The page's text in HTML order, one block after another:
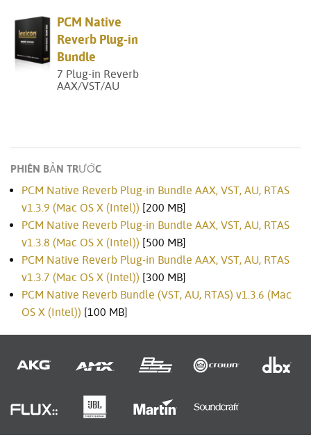
PCM Native
Reverb Plug-in
Bundle
7 Plug-in Reverb
AAX/VST/AU
PHIÊN BẢN TRƯỚC
PCM Native Reverb Plug-in Bundle AAX, VST, AU, RTAS
v1.3.9 (Mac OS X (Intel)) [200 MB]
PCM Native Reverb Plug-in Bundle AAX, VST, AU, RTAS
v1.3.8 (Mac OS X (Intel)) [500 MB]
PCM Native Reverb Plug-in Bundle AAX, VST, AU, RTAS
v1.3.7 (Mac OS X (Intel)) [300 MB]
PCM Native Reverb Bundle (VST, AU, RTAS) v1.3.6 (Mac
OS X (Intel)) [100 MB]